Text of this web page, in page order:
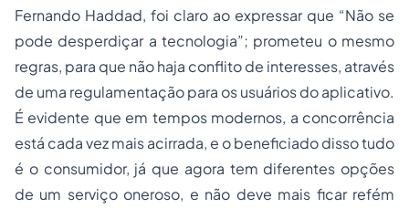
Fernando Haddad, foi claro ao expressar que “Não se
pode desperdiçar a tecnologia”; prometeu o mesmo
regras, para que não haja conflito de interesses, através
de uma regulamentação para os usuários do aplicativo.
É evidente que em tempos modernos, a concorrência
está cada vez mais acirrada, e o beneficiado disso tudo
é o consumidor, já que agora tem diferentes opções
de um serviço oneroso, e não deve mais ficar refém